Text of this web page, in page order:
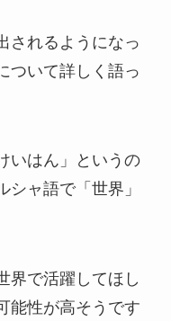
されるようになっ
ついて詳しく語っ
いはん」というの
ャ語で「世界」
界で活躍してほし
能性が高そうです